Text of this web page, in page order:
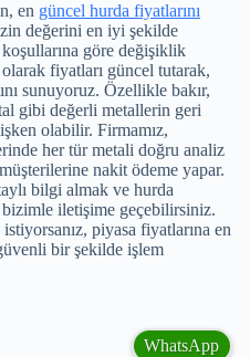
en güncel hurda fiyatlarını
değerini en iyi şekilde
göre değişiklik
fiyatları güncel tutarak,
sunuyoruz. Özellikle bakır,
gibi değerli metallerin geri
olabilir. Firmamız,
her tür metali doğru analiz
nakit ödeme yapar.
bilgi almak ve hurda
iletişime geçebilirsiniz.
piyasa fiyatlarına en
bir şekilde işlem
WhatsApp